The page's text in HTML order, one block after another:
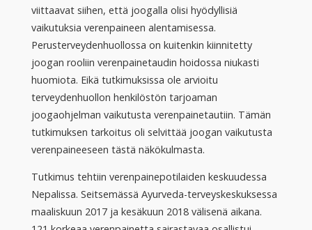
viittaavat siihen, että joogalla olisi hyödyllisiä
vaikutuksia verenpaineen alentamisessa.
Perusterveydenhuollossa on kuitenkin kiinnitetty
joogan rooliin verenpainetaudin hoidossa niukasti
huomiota. Eikä tutkimuksissa ole arvioitu
terveydenhuollon henkilöstön tarjoaman
joogaohjelman vaikutusta verenpainetautiin. Tämän
tutkimuksen tarkoitus oli selvittää joogan vaikutusta
verenpaineeseen tästä näkökulmasta.
Tutkimus tehtiin verenpainepotilaiden keskuudessa
Nepalissa. Seitsemässä Ayurveda-terveyskeskuksessa
maaliskuun 2017 ja kesäkuun 2018 välisenä aikana.